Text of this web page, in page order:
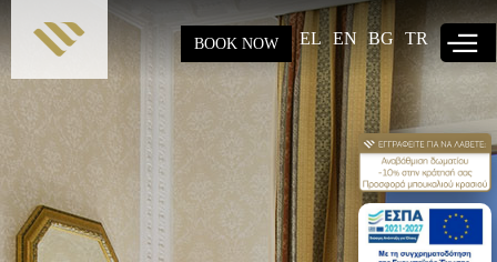
Παράκαμψη
κυρίως
περιεχόμενο
BOOK NOW EL EN BG TR